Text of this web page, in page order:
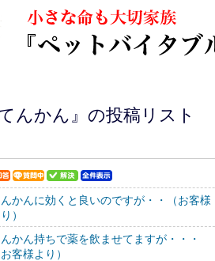
んかん』の投稿リスト
かんに効くと良いのですが・・（お客様
）
かん持ちで薬を飲ませてますが・・・
お客様より）